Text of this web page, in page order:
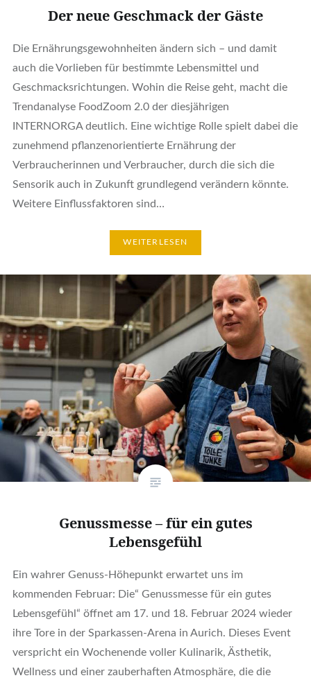
Der neue Geschmack der Gäste
Die Ernährungsgewohnheiten ändern sich – und damit
auch die Vorlieben für bestimmte Lebensmittel und
Geschmacksrichtungen. Wohin die Reise geht, macht die
Trendanalyse FoodZoom 2.0 der diesjährigen
INTERNORGA deutlich. Eine wichtige Rolle spielt dabei die
zunehmend pflanzenorientierte Ernährung der
Verbraucherinnen und Verbraucher, durch die sich die
Sensorik auch in Zukunft grundlegend verändern könnte.
Weitere Einflussfaktoren sind…
WEITERLESEN
Genussmesse – für ein gutes
Lebensgefühl
Ein wahrer Genuss-Höhepunkt erwartet uns im
kommenden Februar: Die“ Genussmesse für ein gutes
Lebensgefühl“ öffnet am 17. und 18. Februar 2024 wieder
ihre Tore in der Sparkassen-Arena in Aurich. Dieses Event
verspricht ein Wochenende voller Kulinarik, Ästhetik,
Wellness und einer zauberhaften Atmosphäre, die die